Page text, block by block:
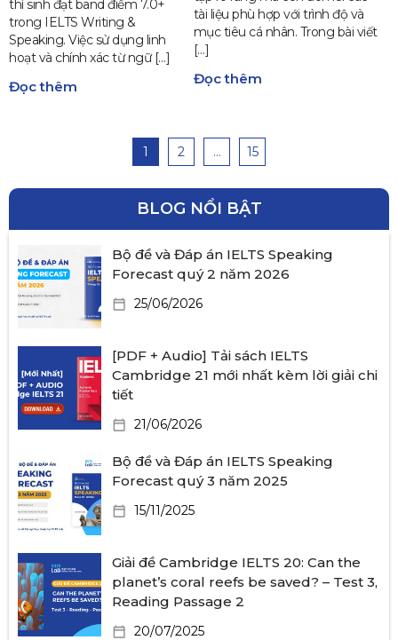
thí sinh đạt band điểm 7.0+
trong IELTS Writing &
Speaking. Việc sử dụng linh
hoạt và chính xác từ ngữ […]
Đọc thêm
tài liệu phù hợp với trình độ và
mục tiêu cá nhân. Trong bài viết
[…]
Đọc thêm
1 2 … 15
BLOG NỔI BẬT
Bộ đề và Đáp án IELTS Speaking
Forecast quý 2 năm 2026
25/06/2026
[PDF + Audio] Tải sách IELTS
Cambridge 21 mới nhất kèm lời giải chi
tiết
21/06/2026
Bộ đề và Đáp án IELTS Speaking
Forecast quý 3 năm 2025
15/11/2025
Giải đề Cambridge IELTS 20: Can the
planet’s coral reefs be saved? – Test 3,
Reading Passage 2
20/07/2025